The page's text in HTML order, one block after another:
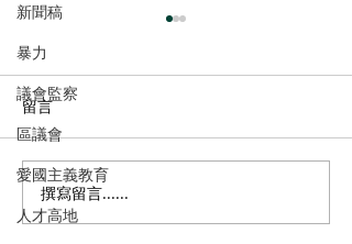
新聞稿
暴力
議會監察
區議會
愛國主義教育
人才高地
2026年中西區公廁衛生情
況逐個捉
留言
撰寫留言......